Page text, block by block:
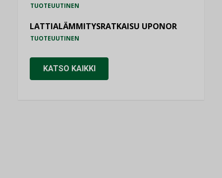
TUOTEUUTINEN
LATTIALÄMMITYSRATKAISU UPONOR
TUOTEUUTINEN
KATSO KAIKKI